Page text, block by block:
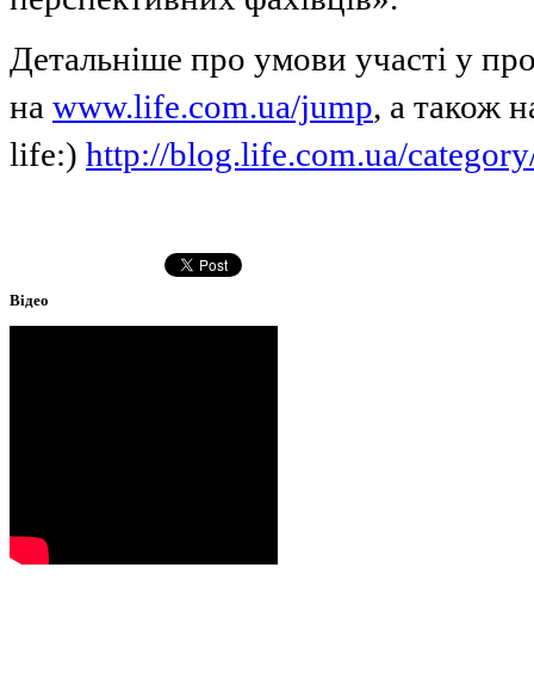
Детальніше про умови участі у
на www.life.com.ua/jump, а також
life:) http://blog.life.com.ua/
Відео